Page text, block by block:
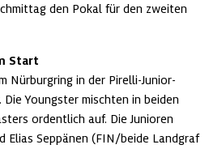
den Pokal für den zweiten
Start
Nürburgring in der Pirelli-Junior-
Youngster mischten in beiden
ordentlich auf. Die Junioren
Elias Seppänen (FIN/beide Landgraf